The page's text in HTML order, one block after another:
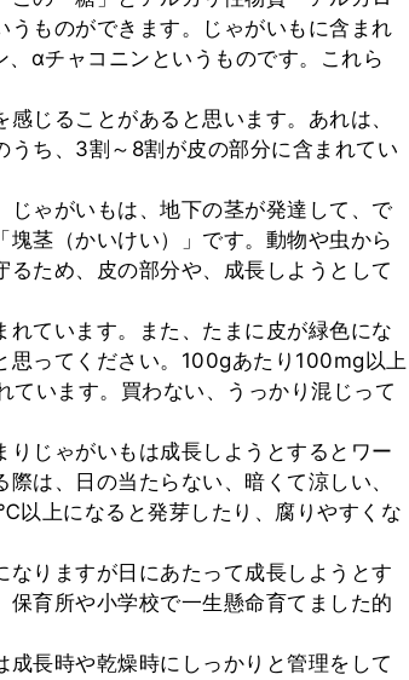
ものができます。じゃがいもに含まれ
αチャコニンというものです。これら
じることがあると思います。あれは、
ち、3割～8割が皮の部分に含まれてい
ゃがいもは、地下の茎が発達して、で
茎（かいけい）」です。動物や虫から
ため、皮の部分や、成長しようとして
ています。また、たまに皮が緑色にな
思ってください。100gあたり100mg以上
います。買わない、うっかり混じって
じゃがいもは成長しようとするとワー
は、日の当たらない、暗くて涼しい、
上になると発芽したり、腐りやすくな
りますが日にあたって成長しようとす
育所や小学校で一生懸命育てました的
長時や乾燥時にしっかりと管理をして